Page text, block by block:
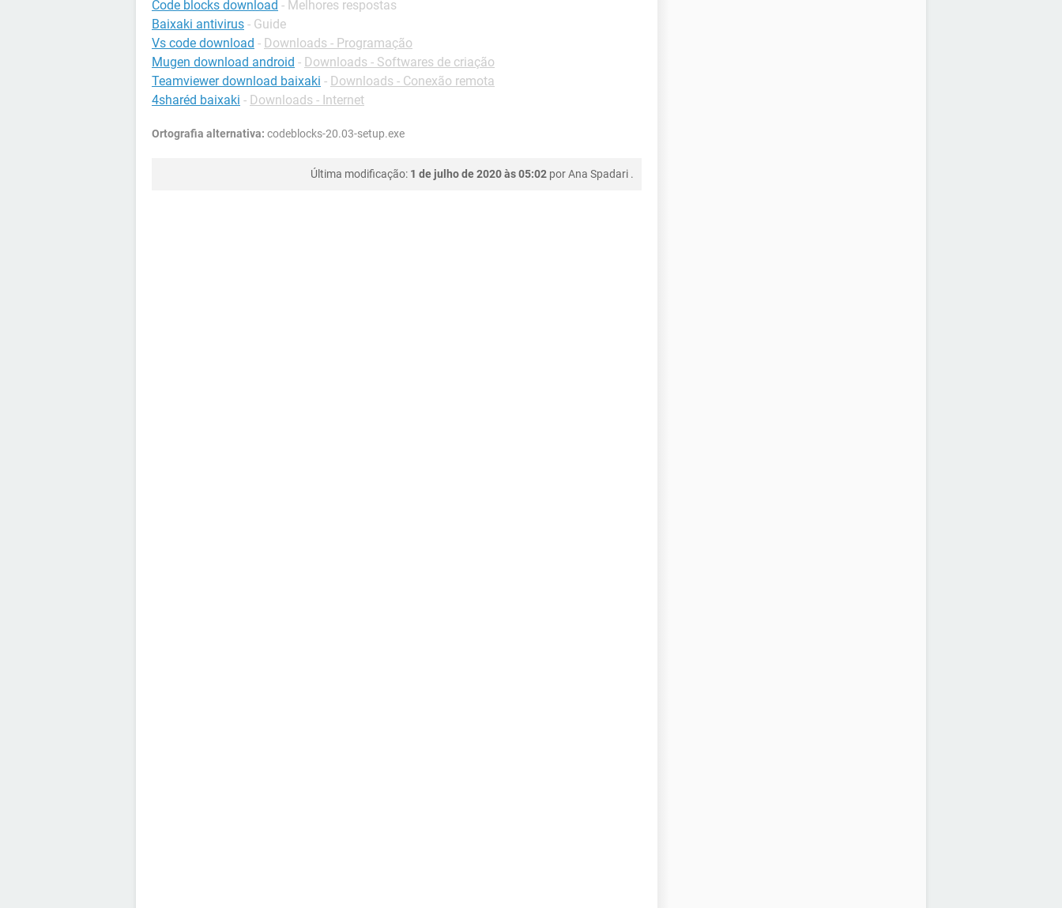
Code blocks download - Melhores respostas
Baixaki antivirus - Guide
Vs code download - Downloads - Programação
Mugen download android - Downloads - Softwares de criação
Teamviewer download baixaki - Downloads - Conexão remota
4sharéd baixaki - Downloads - Internet
Ortografia alternativa: codeblocks-20.03-setup.exe
Última modificação: 1 de julho de 2020 às 05:02 porAna Spadari .